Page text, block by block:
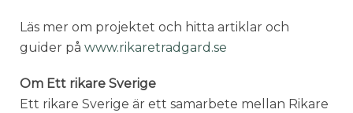
Läs mer om projektet och hitta artiklar och
guider på www.rikaretradgard.se
Om Ett rikare Sverige
Ett rikare Sverige är ett samarbete mellan Rikare